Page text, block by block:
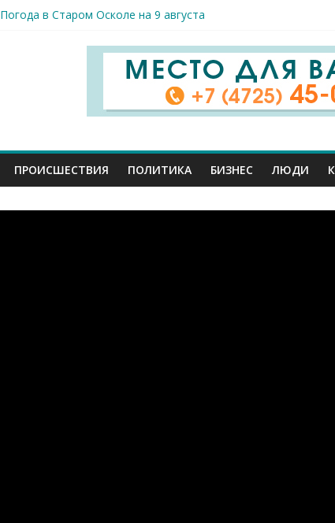
Погода в Старом Осколе на 9 августа
49,5 млн руб. похитили мошенники у жителей
Строители принимают поздравления с профессиональным
Праздник спорта и достижений: в Старом Осколе отметили
ПРОИСШЕСТВИЯ ПОЛИТИКА БИЗНЕС ЛЮДИ